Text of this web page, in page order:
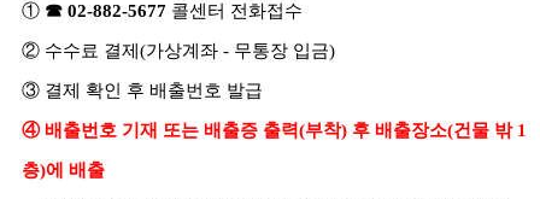
① ☎ 02-882-5677 콜센터 전화접수
② 수수료 결제(가상계좌 - 무통장 입금)
③ 결제 확인 후 배출번호 발급
④ 배출번호 기재 또는 배출증 출력(부착) 후 배출장소(건물 밖 1
층)에 배출